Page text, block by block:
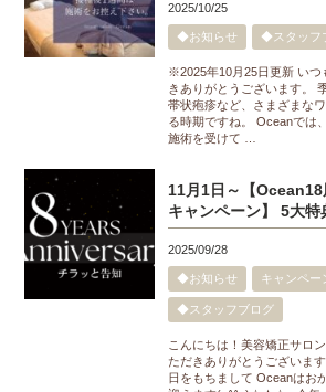
2025/10/25
◆お知らせ ◆スタッフ
※2025年10月25日更新 いつ
きありがとうございます。
帯状疱疹など、さまざまな
る時期ですね。 Oceanでは
施術を受けて …
11月1日～【
キャンペーン】 5大
2025/09/28
◆お知らせ キャンペー
◆スタッフブログ
こんにちは！美容矯正サロ
ただきありがとうございま
日をもちまして Oceanはお